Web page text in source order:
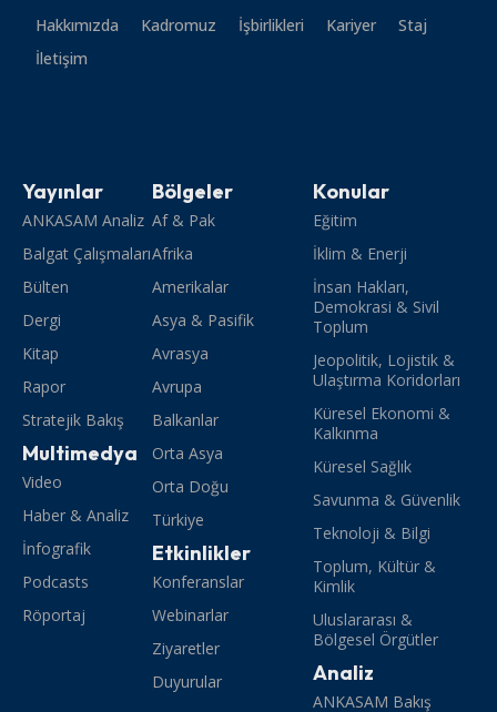
Hakkımızda Kadromuz İşbirlikleri Kariyer
Staj
İletişim
Yayınlar
ANKASAM Analiz
Balgat Çalışmaları
Bülten
Dergi
Kitap
Rapor
Stratejik Bakış
Multimedya
Video
Haber & Analiz
İnfografik
Podcasts
Röportaj
Bölgeler
Af & Pak
Afrika
Amerikalar
Asya & Pasifik
Avrasya
Avrupa
Balkanlar
Orta Asya
Orta Doğu
Türkiye
Etkinlikler
Konferanslar
Webinarlar
Ziyaretler
Duyurular
Konular
Eğitim
İklim & Enerji
İnsan Hakları,
Demokrasi & Sivil
Toplum
Jeopolitik, Lojistik &
Ulaştırma Koridorları
Küresel Ekonomi &
Kalkınma
Küresel Sağlık
Savunma & Güvenlik
Teknoloji & Bilgi
Toplum, Kültür &
Kimlik
Uluslararası &
Bölgesel Örgütler
Analiz
ANKASAM Bakış